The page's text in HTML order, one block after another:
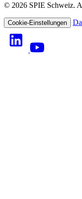
© 2026 SPIE Schweiz.
Cookie-Einstellungen